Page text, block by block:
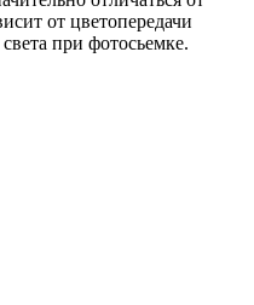
от цветопередачи
при фотосьемке.